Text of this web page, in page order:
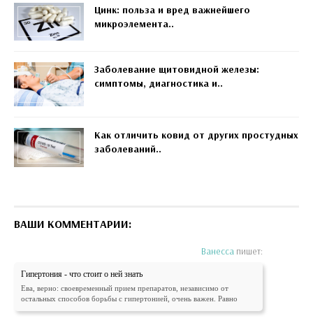
Цинк: польза и вред важнейшего
микроэлемента..
Заболевание щитовидной железы:
симптомы, диагностика и..
Как отличить ковид от других простудных
заболеваний..
ВАШИ КОММЕНТАРИИ:
Ванесса пишет:
Гипертония - что стоит о ней знать
Ева, верно: своевременный прием препаратов, независимо от
остальных способов борьбы с гипертонией, очень важен. Равно